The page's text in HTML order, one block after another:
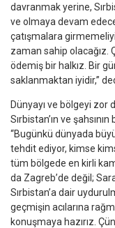
davranmak yerine,
ve olmaya devam
çatışmalara
zaman sahip olacağız.
ödemiş bir halkız. Bir
saklanmaktan iyidir,”
Dünyayı ve bölgeyi
Sırbistan’ın ve
“Bugünkü dünyada
tehdit ediyor, kimse
tüm bölgede en kirli
da Zagreb’de değil;
Sırbistan’a dair
geçmişin acılarına
konuşmaya hazırız.